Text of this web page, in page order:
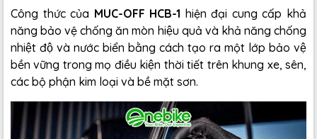
Công thức của MUC-OFF HCB-1 hiện đại cung cấp khả
năng bảo vệ chống ăn mòn hiệu quả và khả năng chống
nhiệt độ và nước biển bằng cách tạo ra một lớp bảo vệ
bền vững trong mọ điều kiện thời tiết trên khung xe, sên,
các bộ phận kim loại và bề mặt sơn.